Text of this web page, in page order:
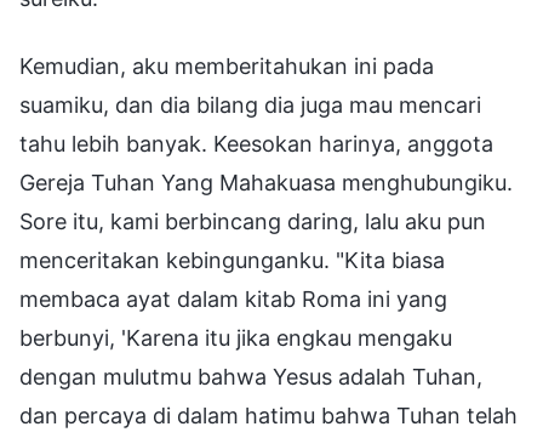
Kemudian, aku memberitahukan ini pada
suamiku, dan dia bilang dia juga mau mencari
tahu lebih banyak. Keesokan harinya, anggota
Gereja Tuhan Yang Mahakuasa menghubungiku.
Sore itu, kami berbincang daring, lalu aku pun
menceritakan kebingunganku. "Kita biasa
membaca ayat dalam kitab Roma ini yang
berbunyi, 'Karena itu jika engkau mengaku
dengan mulutmu bahwa Yesus adalah Tuhan,
dan percaya di dalam hatimu bahwa Tuhan telah